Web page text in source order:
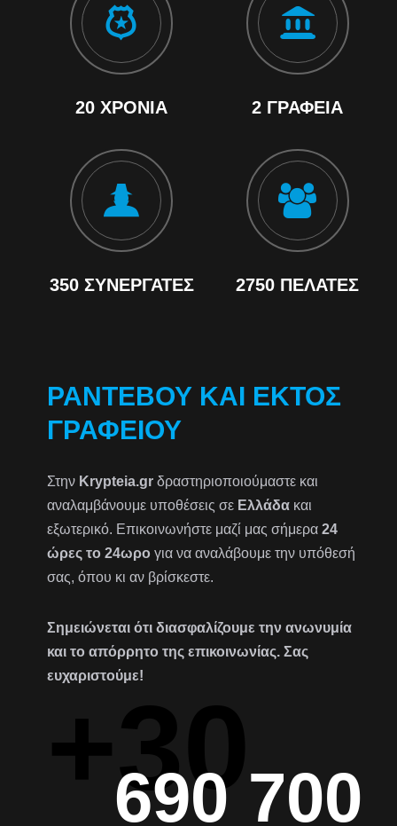
20 ΧΡΌΝΙΑ 2 ΓΡΑΦΕΊΑ
350 ΣΥΝΕΡΓΆΤΕΣ 2750 ΠΕΛΆΤΕΣ
ΡΑΝΤΕΒΟΎ ΚΑΙ ΕΚΤΌΣ
ΓΡΑΦΕΊΟΥ
Στην Krypteia.gr δραστηριοποιούμαστε και
αναλαμβάνουμε υποθέσεις σε Ελλάδα και
εξωτερικό. Επικοινωνήστε μαζί μας σήμερα24
ώρες το 24ωρο για να αναλάβουμε την υπόθεσή
σας, όπου κι αν βρίσκεστε.
Σημειώνεται ότι διασφαλίζουμε την ανωνυμία
και το απόρρητο της επικοινωνίας. Σας
ευχαριστούμε!
+30
690 700